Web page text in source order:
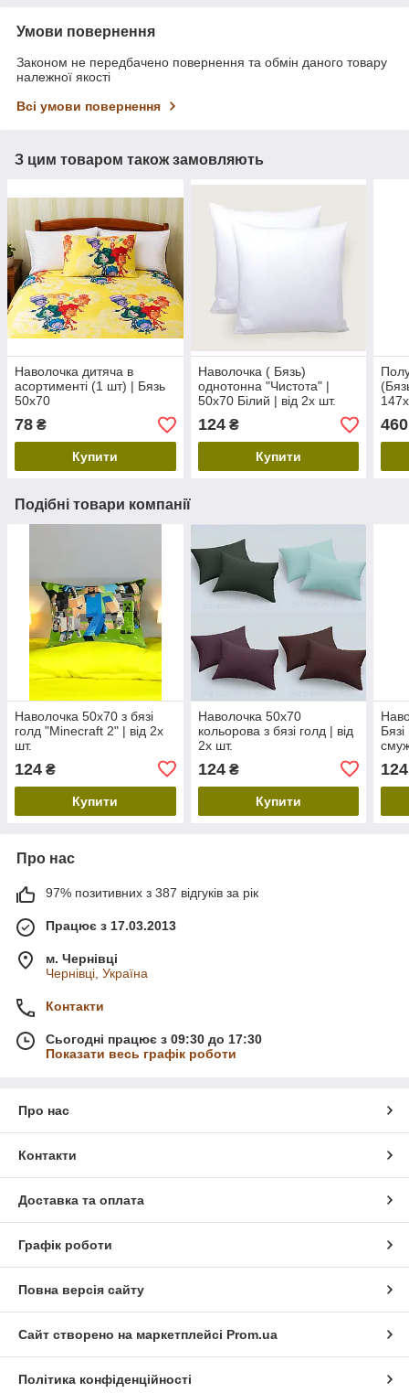
Умови повернення
Законом не передбачено повернення та обмін даного товару
належної якості
Всі умови повернення
З цим товаром також замовляють
Наволочка дитяча в
асортименті (1 шт) | Бязь
50х70
78 ₴
Купити
Наволочка ( Бязь)
однотонна "Чистота" |
50x70 Білий | від 2х шт.
124₴
Купити
460
Подібні товари компанії
Наволочка 50х70 з бязі
голд "Minecraft 2" | від 2х
шт.
124 ₴
Купити
Наволочка 50х70
кольорова з бязі голд | від
2х шт.
124₴
Купити
124
Про нас
97% позитивних з 387 відгуків за рік
Працює з 17.03.2013
м. Чернівці
Чернівці, Україна
Контакти
Сьогодні працює з 09:30 до 17:30
Показати весь графік роботи
Про нас
Контакти
Доставка та оплата
Графік роботи
Повна версія сайту
Сайт створено на маркетплейсі Prom.ua
Політика конфіденційності